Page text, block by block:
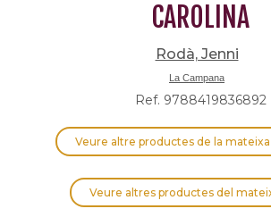
CAROLINA
Rodà, Jenni
La Campana
Ref. 9788419836892
Veure altre productes de la mateixa
Veure altres productes del